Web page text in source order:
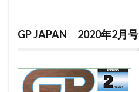
GP JAPAN 2020年2月号